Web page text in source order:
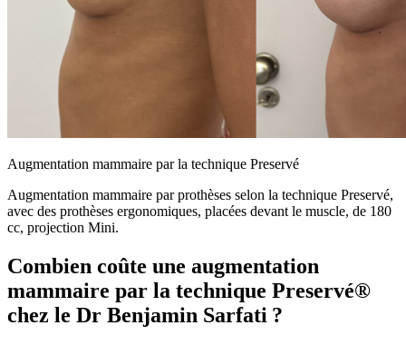
Augmentation mammaire par la technique Preservé
Augmentation mammaire par prothèses selon la technique Preservé,
avec des prothèses ergonomiques, placées devant le muscle, de 180
cc, projection Mini.
Combien coûte une augmentation
mammaire par la technique Preservé®
chez le Dr Benjamin Sarfati ?